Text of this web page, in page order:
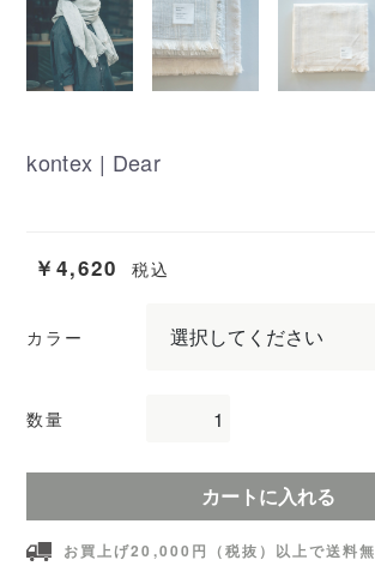
kontex | Dear
￥4,620 税込
カラー
数量
カートに入れる
お買上げ20,000円（税抜）以上で送料